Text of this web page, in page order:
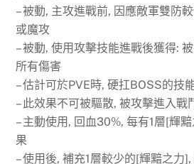
– 被動, 主攻進戰前, 因應敵軍雙防
或魔攻
– 被動, 使用攻擊技能進戰後獲得:
所有傷害
– 估計可於PVE時, 硬扛BOSS的技
– 此效果不可被驅散, 被攻擊進入戰
– 主動使用, 回血30%, 每有1層[輝
果
– 使用後, 補充1層較少的[輝黯之力